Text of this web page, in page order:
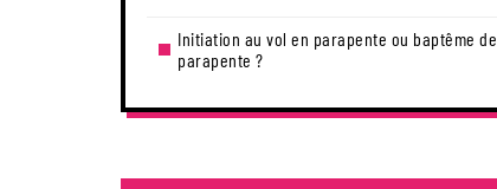
Initiation au vol en parapente ou baptême de
parapente ?